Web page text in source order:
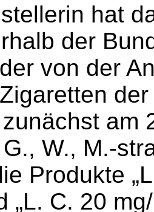
hat
der
von der
am
W., M.-
Produkte
„L. C. 20